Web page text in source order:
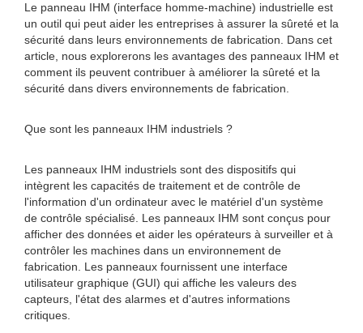
Le panneau IHM (interface homme-machine) industrielle est
un outil qui peut aider les entreprises à assurer la sûreté et la
sécurité dans leurs environnements de fabrication. Dans cet
article, nous explorerons les avantages des panneaux IHM et
comment ils peuvent contribuer à améliorer la sûreté et la
sécurité dans divers environnements de fabrication.
Que sont les panneaux IHM industriels ?
Les panneaux IHM industriels sont des dispositifs qui
intègrent les capacités de traitement et de contrôle de
l'information d'un ordinateur avec le matériel d'un système
de contrôle spécialisé. Les panneaux IHM sont conçus pour
afficher des données et aider les opérateurs à surveiller et à
contrôler les machines dans un environnement de
fabrication. Les panneaux fournissent une interface
utilisateur graphique (GUI) qui affiche les valeurs des
capteurs, l'état des alarmes et d'autres informations
critiques.